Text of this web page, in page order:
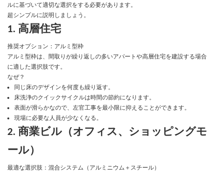
ルに基づいて適切な選択をする必要があります。
超シンプルに説明しましょう。
1. 高層住宅
推奨オプション：アルミ型枠
アルミ型枠は、間取りが繰り返しの多いアパートや高層住宅を建設する場合
に適した選択肢です。
なぜ？
同じ床のデザインを何度も繰り返す。
床洗浄のクイックサイクルは時間の節約になります。
表面が滑らかなので、左官工事を最小限に抑えることができます。
現場に必要な人員が少なくなる。
2. 商業ビル（オフィス、ショッピングモ
ール）
最適な選択肢：混合システム（アルミニウム＋スチール）